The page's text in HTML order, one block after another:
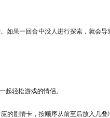
如果一回合中没人进行探索，就会导
起轻松游戏的情侣。
的剧情卡，按顺序从前至后放入几叠